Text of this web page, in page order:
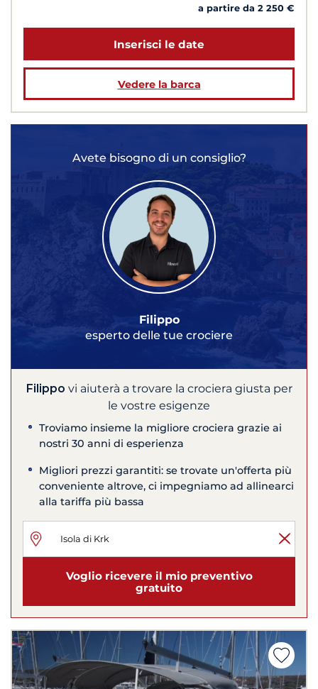
a partire da 2 250 €
Inserisci le date
Vedere la barca
Avete bisogno di un consiglio?
Filippo
esperto delle tue crociere
Filippo vi aiuterà a trovare la crociera giusta per
le vostre esigenze
Troviamo insieme la migliore crociera grazie ai
nostri 30 anni di esperienza
Migliori prezzi garantiti: se trovate un'offerta più
conveniente altrove, ci impegniamo ad allinearci
alla tariffa più bassa
Voglio ricevere il mio preventivo
gratuito